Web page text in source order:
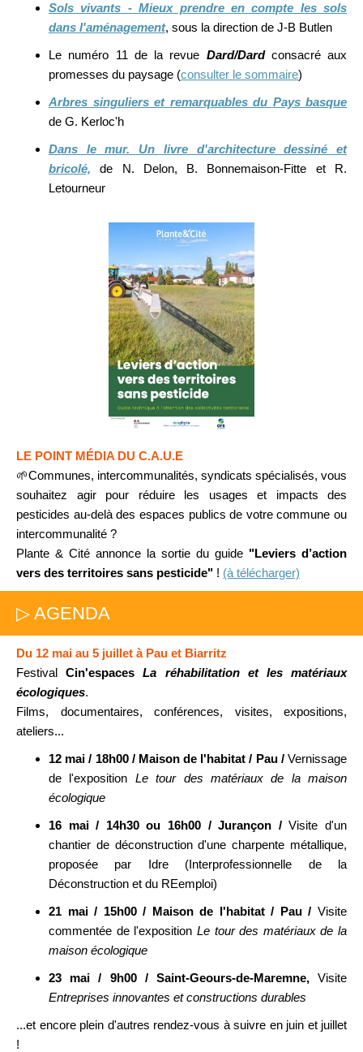
Sols vivants - Mieux prendre en compte les sols
dans l'aménagement, sous la direction de J-B Butlen
Le numéro 11 de la revue Dard/Dardconsacré aux
promesses du paysage (consulter le sommaire)
Arbres singuliers et remarquables du Pays basque
de G. Kerloc'h
Dans le mur. Un livre d'architecture dessiné et
bricolé, de N. Delon, B. Bonnemaison-Fitte et R.
Letourneur
LE POINT MÉDIA DU C.A.U.E
🌱Communes, intercommunalités, syndicats spécialisés, vous
souhaitez agir pour réduire les usages et impacts des
pesticides au-delà des espaces publics de votre commune ou
intercommunalité ?
Plante & Cité annonce la sortie du guide "Leviers d’action
vers des territoires sans pesticide" ! (à télécharger)
▷ AGENDA
Du 12 mai au 5 juillet à Pau et Biarritz
FestivalCin'espacesLa réhabilitation et les matériaux
écologiques.
Films, documentaires, conférences, visites, expositions,
ateliers...
12 mai / 18h00 / Maison de l'habitat / Pau / Vernissage
de l'exposition Le tour des matériaux de la maison
écologique
16 mai / 14h30 ou 16h00 / Jurançon /Visite d'un
chantier de déconstruction d'une charpente métallique,
proposée par Idre (Interprofessionnelle de la
Déconstruction et du REemploi)
21 mai / 15h00 / Maison de l'habitat / Pau / Visite
commentée de l'exposition Le tour des matériaux de la
maison écologique
23 mai / 9h00 / Saint-Geours-de-Maremne, Visite
Entreprises innovantes et constructions durables
...et encore plein d'autres rendez-vous à suivre en juin et juillet
!